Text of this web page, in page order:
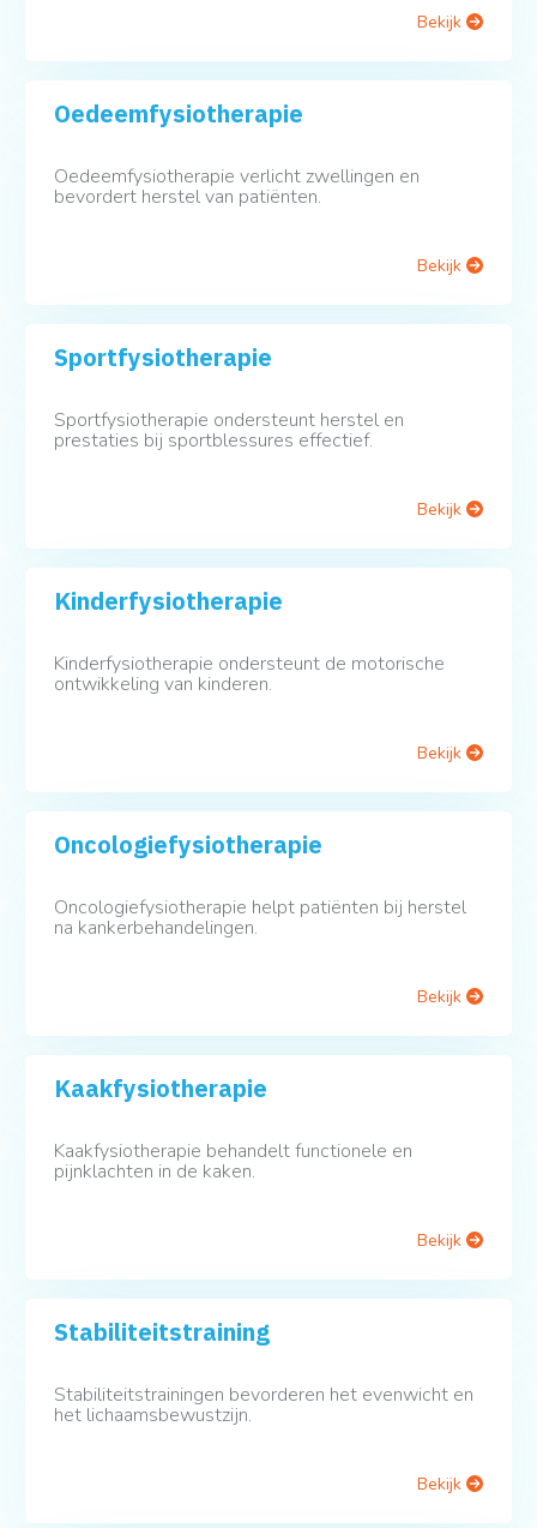
Bekijk
Oedeemfysiotherapie
Oedeemfysiotherapie verlicht zwellingen en
bevordert herstel van patiënten.
Bekijk
Sportfysiotherapie
Sportfysiotherapie ondersteunt herstel en
prestaties bij sportblessures effectief.
Bekijk
Kinderfysiotherapie
Kinderfysiotherapie ondersteunt de motorische
ontwikkeling van kinderen.
Bekijk
Oncologiefysiotherapie
Oncologiefysiotherapie helpt patiënten bij herstel
na kankerbehandelingen.
Bekijk
Kaakfysiotherapie
Kaakfysiotherapie behandelt functionele en
pijnklachten in de kaken.
Bekijk
Stabiliteitstraining
Stabiliteitstrainingen bevorderen het evenwicht en
het lichaamsbewustzijn.
Bekijk